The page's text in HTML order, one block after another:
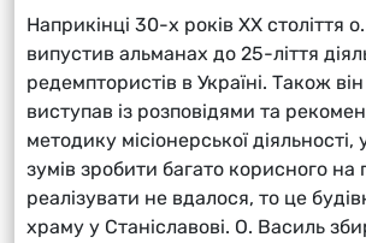
Наприкінці 30-х років ХХ століття
випустив альманах до 25-ліття
редемптористів в Україні. Також
виступав із розповідями та
методику місіонерської
зумів зробити багато корисного на
реалізувати не вдалося, то це
храму у Станіславові. О. Василь